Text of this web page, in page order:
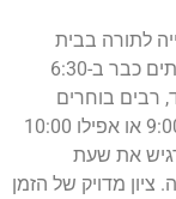
לתורה בבית
כנסת. ישנם אירועים המתחילים עם שחר, לעתים כבר ב-6:30
רבים בוחרים
לקיים את הטקס בשעות מאוחרות יותר, כמו 9:00 או אפילו 10:00
את שעת
מדויק של הזמן